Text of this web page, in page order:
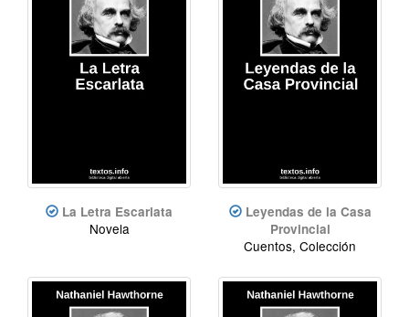
La Letra Escarlata
Novela
Leyendas de la Casa
Provincial
Cuentos, Colección